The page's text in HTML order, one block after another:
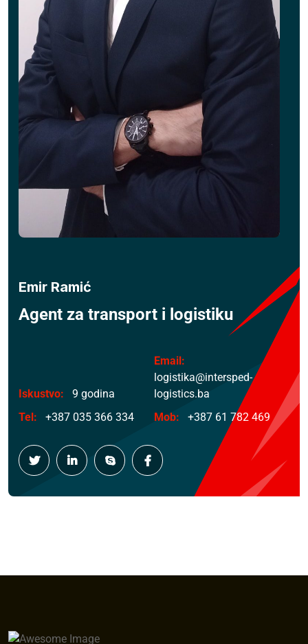
Emir Ramić
Agent za transport i logistiku
Iskustvo: 9 godina
Email:
logistika@intersped-
logistics.ba
Tel:
+387 035 366 334 Mob: +387 61 782 469